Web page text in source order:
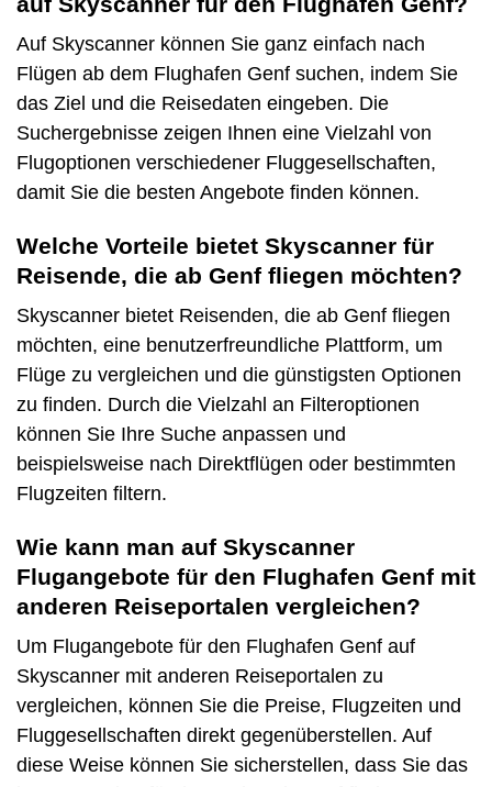
Auf Skyscanner können Sie ganz einfach nach
Flügen ab dem Flughafen Genf suchen, indem Sie
das Ziel und die Reisedaten eingeben. Die
Suchergebnisse zeigen Ihnen eine Vielzahl von
Flugoptionen verschiedener Fluggesellschaften,
damit Sie die besten Angebote finden können.
Welche Vorteile bietet Skyscanner für
Reisende, die ab Genf fliegen möchten?
Skyscanner bietet Reisenden, die ab Genf fliegen
möchten, eine benutzerfreundliche Plattform, um
Flüge zu vergleichen und die günstigsten Optionen
zu finden. Durch die Vielzahl an Filteroptionen
können Sie Ihre Suche anpassen und
beispielsweise nach Direktflügen oder bestimmten
Flugzeiten filtern.
Wie kann man auf Skyscanner
Flugangebote für den Flughafen Genf mit
anderen Reiseportalen vergleichen?
Um Flugangebote für den Flughafen Genf auf
Skyscanner mit anderen Reiseportalen zu
vergleichen, können Sie die Preise, Flugzeiten und
Fluggesellschaften direkt gegenüberstellen. Auf
diese Weise können Sie sicherstellen, dass Sie das